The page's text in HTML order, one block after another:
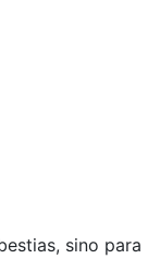
sino para